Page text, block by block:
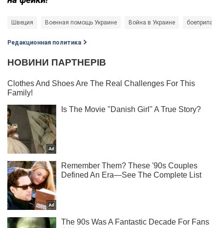
Швеция Военная помощь Украине Война в Украине
Редакционная политика